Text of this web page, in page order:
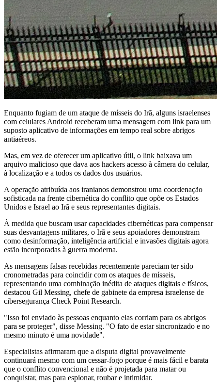
Enquanto fugiam de um ataque de mísseis do Irã, alguns israelenses
com celulares Android receberam uma mensagem com link para um
suposto aplicativo de informações em tempo real sobre abrigos
antiaéreos.
Mas, em vez de oferecer um aplicativo útil, o link baixava um
arquivo malicioso que dava aos hackers acesso à câmera do celular,
à localização e a todos os dados dos usuários.
A operação atribuída aos iranianos demonstrou uma coordenação
sofisticada na frente cibernética do conflito que opõe os Estados
Unidos e Israel ao Irã e seus representantes digitais.
À medida que buscam usar capacidades cibernéticas para compensar
suas desvantagens militares, o Irã e seus apoiadores demonstram
como desinformação, inteligência artificial e invasões digitais agora
estão incorporadas à guerra moderna.
As mensagens falsas recebidas recentemente pareciam ter sido
cronometradas para coincidir com os ataques de mísseis,
representando uma combinação inédita de ataques digitais e físicos,
destacou Gil Messing, chefe de gabinete da empresa israelense de
cibersegurança Check Point Research.
"Isso foi enviado às pessoas enquanto elas corriam para os abrigos
para se proteger", disse Messing. "O fato de estar sincronizado e no
mesmo minuto é uma novidade".
Especialistas afirmaram que a disputa digital provavelmente
continuará mesmo com um cessar-fogo porque é mais fácil e barata
que o conflito convencional e não é projetada para matar ou
conquistar, mas para espionar, roubar e intimidar.